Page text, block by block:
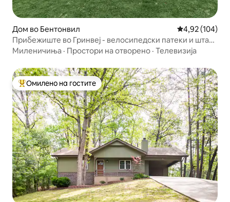
Дом во Бентонвил Просечна
4,92 (104)
Прибежиште во Гринвеј - велосипедски патеки и штаб
на Walmart
Миленичиња · Простори на отворено · Телевизија
Меѓу најуспешните „Омилени на гостите“
Омилено на гостите